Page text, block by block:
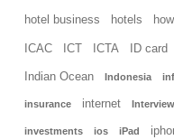
hotel business hotels
ICAC ICT ICTA ID card
Indian Ocean Indonesia
insurance internet Interview
investments ios iPad